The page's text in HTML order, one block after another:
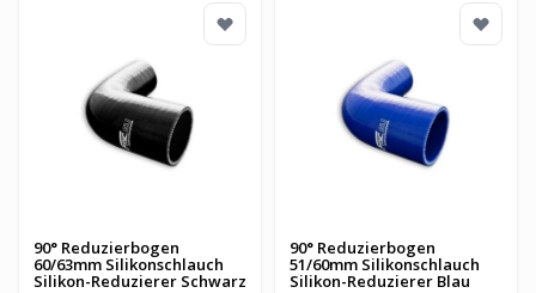
90° Reduzierbogen
60/63mm Silikonschlauch
Silikon-Reduzierer Schwarz
90° Reduzierbogen
51/60mm Silikonschlauch
Silikon-Reduzierer Blau